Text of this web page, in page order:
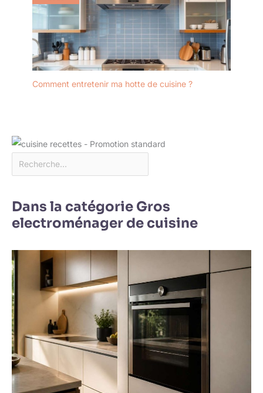
Comment entretenir ma hotte de cuisine ?
Dans la catégorie Gros
electroménager de cuisine